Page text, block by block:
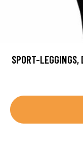
SPORT-LEGGINGS,